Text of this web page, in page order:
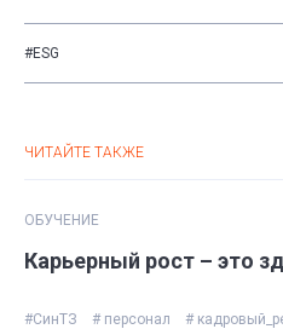
#ESG
ЧИТАЙТЕ ТАКЖЕ
ОБУЧЕНИЕ
Карьерный рост – это
#СинТЗ # персонал #